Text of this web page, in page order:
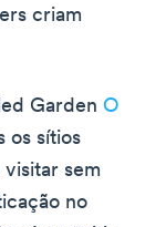
criam
Garden O
os sítios
sem
no